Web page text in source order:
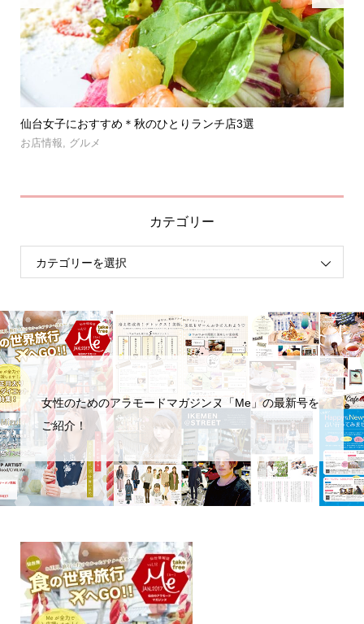
仙台女子におすすめ＊秋のひとりランチ店3選
お店情報, グルメ
カテゴリー
女性のためのアラモードマガジンヌ「Me」の最新号を
ご紹介！